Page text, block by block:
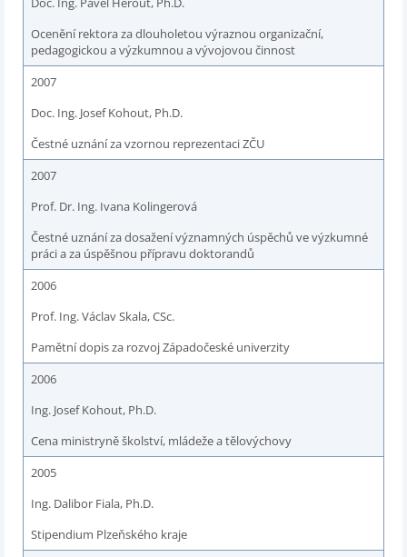
Ocenění rektora za dlouholetou výraznou organizační,
pedagogickou a výzkumnou a vývojovou činnost
2007
Doc. Ing. Josef Kohout, Ph.D.
Čestné uznání za vzornou reprezentaci ZČU
2007
Prof. Dr. Ing. Ivana Kolingerová
Čestné uznání za dosažení významných úspěchů ve výzkumné
práci a za úspěšnou přípravu doktorandů
2006
Prof. Ing. Václav Skala, CSc.
Pamětní dopis za rozvoj Západočeské univerzity
2006
Ing. Josef Kohout, Ph.D.
Cena ministryně školství, mládeže a tělovýchovy
2005
Ing. Dalibor Fiala, Ph.D.
Stipendium Plzeňského kraje